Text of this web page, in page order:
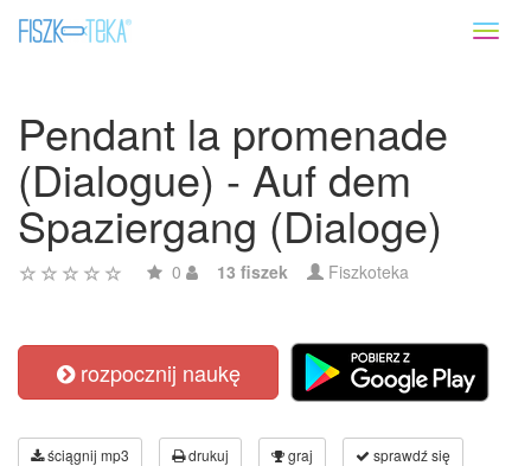
Pendant la promenade
(Dialogue) - Auf dem
Spaziergang (Dialoge)
0 13 fiszek Fiszkoteka
rozpocznij naukę
ściągnij mp3 drukuj graj sprawdź się